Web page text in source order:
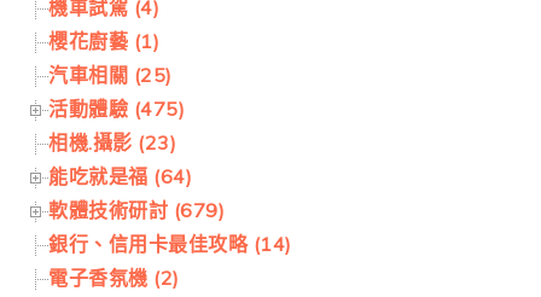
機車試駕 (4)
櫻花廚藝 (1)
汽車相關 (25)
活動體驗 (475)
相機.攝影 (23)
能吃就是福 (64)
軟體技術研討 (679)
銀行、信用卡最佳攻略 (14)
電子香氛機 (2)